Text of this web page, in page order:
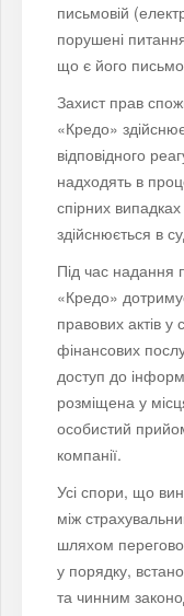
письмовій
порушені
що є його
Захист прав
«Кредо»
відповідного
надходять в
спірних
здійснюється в
Під час надання
«Кредо»
правових актів у
фінансових
доступ до
розміщена у
особистий
компанії.
Усі спори, що
між
шляхом
у порядку,
та чинним